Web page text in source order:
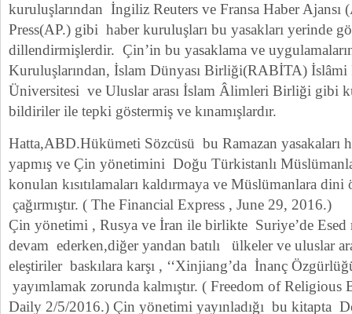
kuruluşlarından İngiliz Reuters ve Fransa Haber Ajansı
Press(AP.) gibi haber kuruluşları bu yasakları yerinde
dillendirmişlerdir. Çin’in bu yasaklama ve
Kuruluşlarından, İslam Dünyası Birliği(RABİTA) İslâmi
Üniversitesi ve Uluslar arası İslam Âlimleri Birliği gibi
bildiriler ile tepki göstermiş ve kınamışlardır.
Hatta,ABD.Hükümeti Sözcüsü bu Ramazan yasakaları
yapmış ve Çin yönetimini Doğu Türkistanlı
konulan kısıtılamaları kaldırmaya ve Müslümanlara
çağırmıştır. ( The Financial Express , June 29, 2016.)
Çin yönetimi , Rusya ve İran ile birlikte Suriye’de Esed
devam ederken,diğer yandan batılı ülkeler ve uluslar
eleştiriler baskılara karşı , ‘‘Xinjiang’da İnanç
yayımlamak zorunda kalmıştır. ( Freedom of
Daily 2/5/2016.) Çin yönetimi yayınladığı bu kitapta